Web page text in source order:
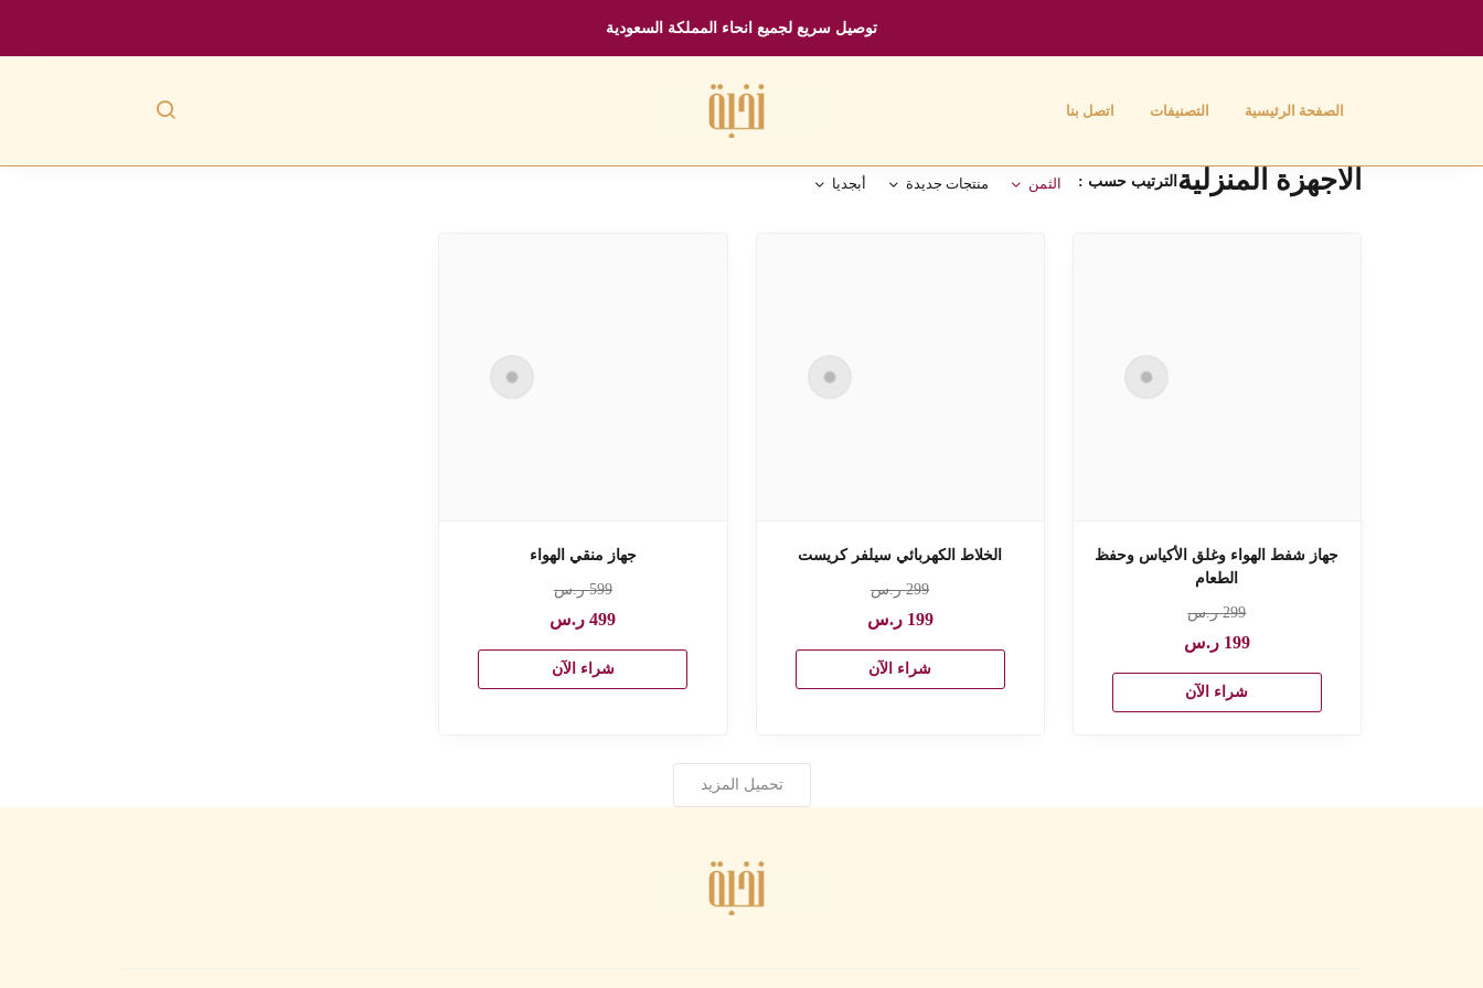
توصيل سريع لجميع انحاء المملكة السعودية
الصفحة الرئيسية التصنيفات اتصل بنا
الاجهزة المنزلية الترتيب حسب : الثمن منتجات جديدة أبجديا
جهاز شفط الهواء وغلق الأكياس وحفظ
الطعام
299ر.س
199 ر.س
شراء الآن
الخلاط الكهربائي سيلفر كريست
299ر.س
199 ر.س
شراء الآن
جهاز منقي الهواء
599ر.س
499ر.س
شراء الآن
تحميل المزيد